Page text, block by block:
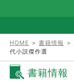
HOME ＞書籍情報 ＞
代小説傑作選
書籍情報